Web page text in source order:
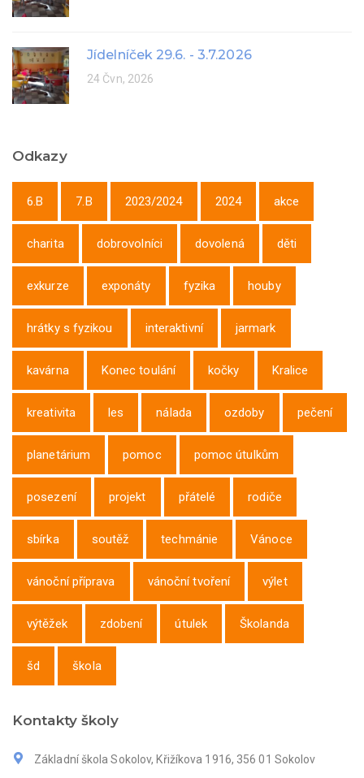
Jídelníček 29.6. - 3.7.2026
24 Čvn, 2026
Odkazy
6.B 7.B 2023/2024 2024 akce
charita dobrovolníci dovolená děti
exkurze exponáty fyzika houby
hrátky s fyzikou interaktivní jarmark
kavárna Konec toulání kočky Kralice
kreativita les nálada ozdoby pečení
planetárium pomoc pomoc útulkům
posezení projekt přátelé rodiče
sbírka soutěž techmánie Vánoce
vánoční příprava vánoční tvoření výlet
výtěžek zdobení útulek Školanda
šd škola
Kontakty školy
Základní škola Sokolov, Křižíkova 1916, 356 01 Sokolov